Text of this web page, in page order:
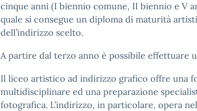
cinque anni (I biennio comune, II biennio e V
quale si consegue un diploma di maturità
dell’indirizzo scelto.
A partire dal terzo anno è possibile effettuare
Il liceo artistico ad indirizzo grafico offre una
multidisciplinare ed una preparazione
fotografica. L’indirizzo, in particolare, opera